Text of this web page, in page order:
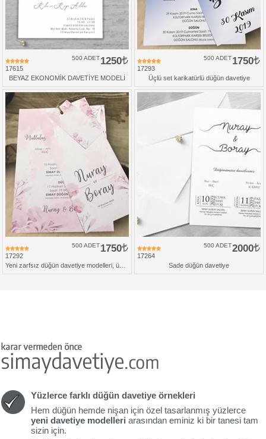
17615
1250
500 ADET
BEYAZ EKONOMİK DAVETİYE MODELİ
17293
1750
500 ADET
Üçlü set karikatürlü düğün davetiye
17292
1750
500 ADET
17264
2000
500 ADET
Sade düğün davetiye
Yüzlerce farklı düğün davetiye örnekleri
Hem düğün hemde nişan için özel tasarlanmış yüzlerce
yeni davetiye modelleri arasından eminiz ki bir tanesi tam
sizin için.